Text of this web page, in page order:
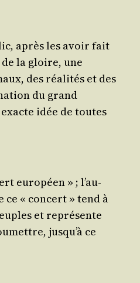
après les avoir fait
la gloire, une
des réa­li­tés et des
du grand
idée de toutes
euro­péen » ; l’au­
« concert » tend à
et repré­sente
jus­qu’à ce